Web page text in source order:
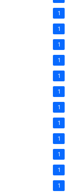
1
1
1
1
1
1
1
1
1
1
1
1